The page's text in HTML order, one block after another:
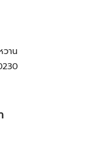
าน